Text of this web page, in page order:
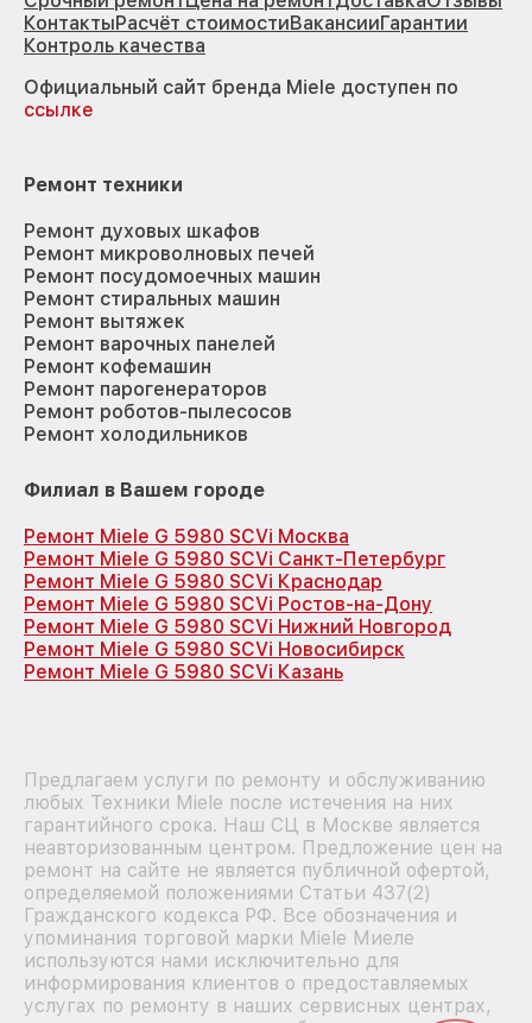
КонтактыРасчёт стоимостиВакансииГарантии
Контроль качества
Официальный сайт бренда Miele доступен по
ссылке
Ремонт техники
Ремонт духовых шкафов
Ремонт микроволновых печей
Ремонт посудомоечных машин
Ремонт стиральных машин
Ремонт вытяжек
Ремонт варочных панелей
Ремонт кофемашин
Ремонт парогенераторов
Ремонт роботов-пылесосов
Ремонт холодильников
Филиал в Вашем городе
Ремонт Miele G 5980 SCVi Москва
Ремонт Miele G 5980 SCVi Санкт-Петербург
Ремонт Miele G 5980 SCVi Краснодар
Ремонт Miele G 5980 SCVi Ростов-на-Дону
Ремонт Miele G 5980 SCVi Нижний Новгород
Ремонт Miele G 5980 SCVi Новосибирск
Ремонт Miele G 5980 SCVi Казань
Предлагаем услуги по ремонту и обслуживанию
любых Техники Miele после истечения на них
гарантийного срока. Наш СЦ в Москве является
неавторизованным центром. Предложение цен на
ремонт на сайте не является публичной офертой,
определяемой положениями Статьи 437(2)
Гражданского кодекса РФ. Все обозначения и
упоминания торговой марки Miele Миеле
используются нами исключительно для
информирования клиентов о предоставляемых
услугах по ремонту в наших сервисных центрах,